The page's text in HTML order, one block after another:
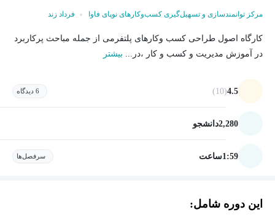
مرکز توانمندسازی و تسهیل‌گیری کسب‌وکارهای نوپای فاوا فرداد زند
کارگاه اصول طراحی کسب وکارهای پلتفرمی از جمله مباحث پرکاربرد
در آموزش مدیریت و کسب و کار ،در... بیشتر
4.5
(10) 6 دیدگاه
2,280دانشجو
1:59ساعت سرفصل‌ها
این دوره شامل: